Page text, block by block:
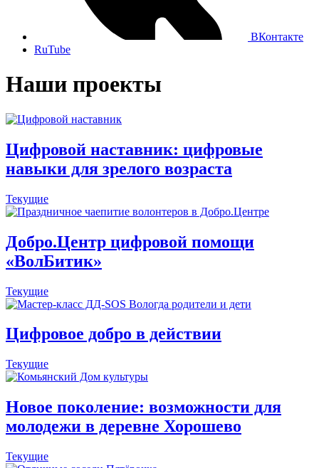
ВКонтакте
RuTube
Наши проекты
Цифровой наставник: цифровые
навыки для зрелого возраста
Текущие
Добро.Центр цифровой помощи
«ВолБитик»
Текущие
Цифровое добро в действии
Текущие
Новое поколение: возможности для
молодежи в деревне Хорошево
Текущие